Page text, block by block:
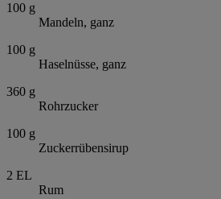
100 g
Mandeln, ganz
100 g
Haselnüsse, ganz
360 g
Rohrzucker
100 g
Zuckerrübensirup
2 EL
Rum